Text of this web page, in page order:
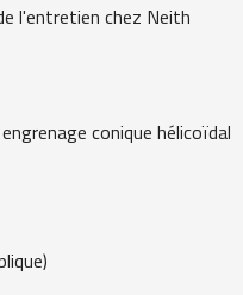
l'entretien chez Neith
conique hélicoïdal